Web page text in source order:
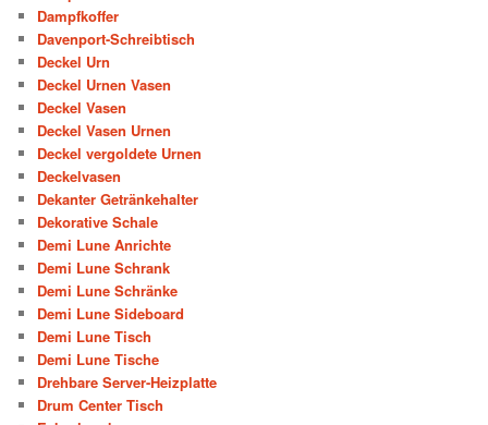
Dampfkoffer
Davenport-Schreibtisch
Deckel Urn
Deckel Urnen Vasen
Deckel Vasen
Deckel Vasen Urnen
Deckel vergoldete Urnen
Deckelvasen
Dekanter Getränkehalter
Dekorative Schale
Demi Lune Anrichte
Demi Lune Schrank
Demi Lune Schränke
Demi Lune Sideboard
Demi Lune Tisch
Demi Lune Tische
Drehbare Server-Heizplatte
Drum Center Tisch